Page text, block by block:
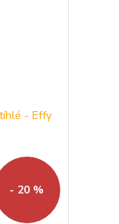
- 20 %